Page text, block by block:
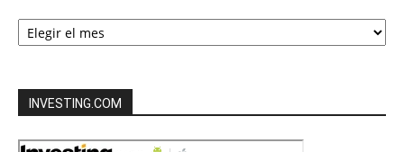
Noticias
por
INVESTING.COM